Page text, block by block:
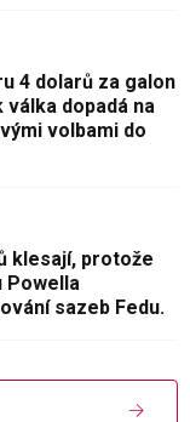
4 dolarů za galon
dopadá na
volbami do
klesají, protože
Powella
sazeb Fedu.